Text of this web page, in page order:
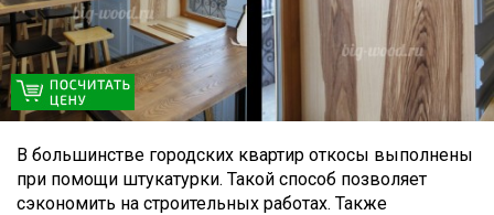
В большинстве городских квартир откосы выполнены
при помощи штукатурки. Такой способ позволяет
сэкономить на строительных работах. Также